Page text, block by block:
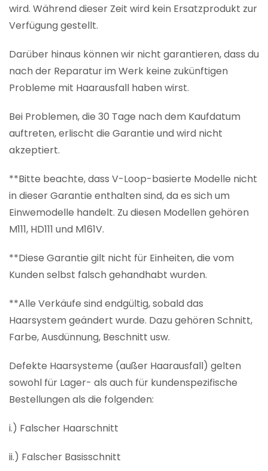
wird. Während dieser Zeit wird kein Ersatzprodukt zur
Verfügung gestellt.
Darüber hinaus können wir nicht garantieren, dass du
nach der Reparatur im Werk keine zukünftigen
Probleme mit Haarausfall haben wirst.
Bei Problemen, die 30 Tage nach dem Kaufdatum
auftreten, erlischt die Garantie und wird nicht
akzeptiert.
**Bitte beachte, dass V-Loop-basierte Modelle nicht
in dieser Garantie enthalten sind, da es sich um
Einwemodelle handelt. Zu diesen Modellen gehören
M111, HD111 und M161V.
**Diese Garantie gilt nicht für Einheiten, die vom
Kunden selbst falsch gehandhabt wurden.
**Alle Verkäufe sind endgültig, sobald das
Haarsystem geändert wurde. Dazu gehören Schnitt,
Farbe, Ausdünnung, Beschnitt usw.
Defekte Haarsysteme (außer Haarausfall) gelten
sowohl für Lager- als auch für kundenspezifische
Bestellungen als die folgenden:
i.) Falscher Haarschnitt
ii.) Falscher Basisschnitt